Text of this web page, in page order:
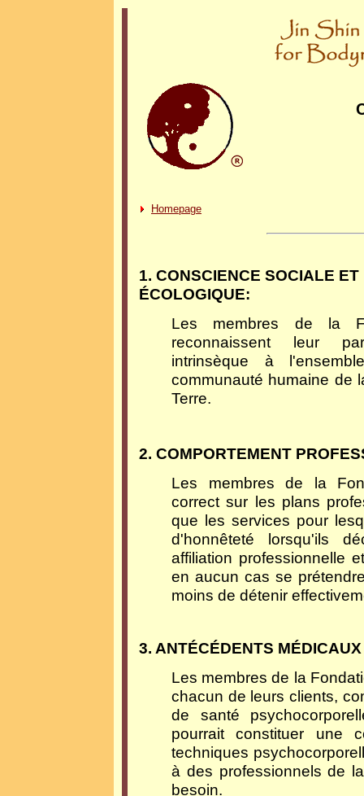
Homepage
1. CONSCIENCE SOCIALE ET
ÉCOLOGIQUE:
Les membres de la
reconnaissent leur
intrinsèque à
communauté humaine de
Terre.
2. COMPORTEMENT
Les membres de la
correct sur les plans
que les services pour
d'honnêteté lorsqu'ils
affiliation professionnelle
en aucun cas se
moins de détenir
3. ANTÉCÉDENTS
Les membres de la
chacun de leurs clients,
de santé
pourrait constituer une
techniques
à des professionnels de
besoin.